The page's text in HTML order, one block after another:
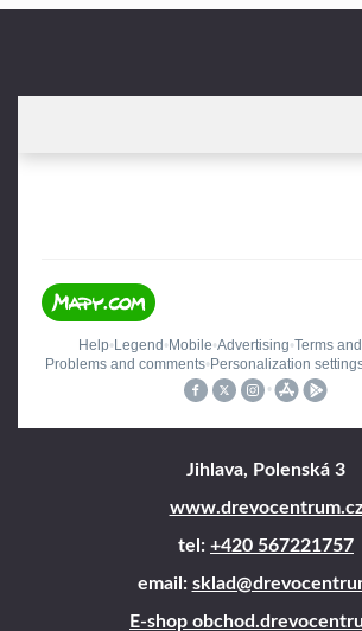
Jihlava, Polenská 3
www.drevocentrum.cz
tel: +420 567221757
email:
E-shop